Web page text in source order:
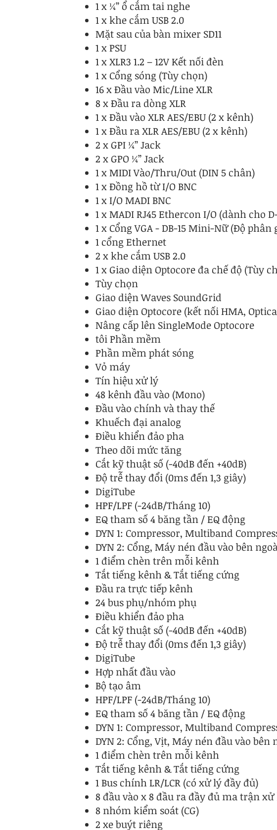
1 x ¼” ổ cắm tai nghe
1 x khe cắm USB 2.0
Mặt sau của bàn mixer SD11
1 x PSU
1 x XLR3 1.2 – 12V Kết nối đèn
1 x Cổng sóng (Tùy chọn)
16 x Đầu vào Mic/Line XLR
8 x Đầu ra dòng XLR
1 x Đầu vào XLR AES/EBU (2 x kênh)
1 x Đầu ra XLR AES/EBU (2 x kênh)
2 x GPI ¼” Jack
2 x GPO ¼” Jack
1 x MIDI Vào/Thru/Out (DIN 5 chân)
1 x Đồng hồ từ I/O BNC
1 x I/O MADI BNC
1 x MADI RJ45 Ethercon I/O (dành cho
1 x Cổng VGA - DB-15 Mini-Nữ (Độ phân
1 cổng Ethernet
2 x khe cắm USB 2.0
1 x Giao diện Optocore đa chế độ (Tùy
Tùy chọn
Giao diện Waves SoundGrid
Giao diện Optocore (kết nối HMA,
Nâng cấp lên SingleMode Optocore
tôi Phần mềm
Phần mềm phát sóng
Vỏ máy
Tín hiệu xử lý
48 kênh đầu vào (Mono)
Đầu vào chính và thay thế
Khuếch đại analog
Điều khiển đảo pha
Theo dõi mức tăng
Cắt kỹ thuật số (-40dB đến +40dB)
Độ trễ thay đổi (0ms đến 1,3 giây)
DigiTube
HPF/LPF (-24dB/Tháng 10)
EQ tham số 4 băng tần / EQ động
DYN 1: Compressor, Multiband
DYN 2: Cổng, Máy nén đầu vào bên
1 điểm chèn trên mỗi kênh
Tắt tiếng kênh & Tắt tiếng cứng
Đầu ra trực tiếp kênh
24 bus phụ/nhóm phụ
Điều khiển đảo pha
Cắt kỹ thuật số (-40dB đến +40dB)
Độ trễ thay đổi (0ms đến 1,3 giây)
DigiTube
Hợp nhất đầu vào
Bộ tạo âm
HPF/LPF (-24dB/Tháng 10)
EQ tham số 4 băng tần / EQ động
DYN 1: Compressor, Multiband
DYN 2: Cổng, Vịt, Máy nén đầu vào bên
1 điểm chèn trên mỗi kênh
Tắt tiếng kênh & Tắt tiếng cứng
1 Bus chính LR/LCR (có xử lý đầy đủ)
8 đầu vào x 8 đầu ra đầy đủ ma trận
8 nhóm kiểm soát (CG)
2 xe buýt riêng